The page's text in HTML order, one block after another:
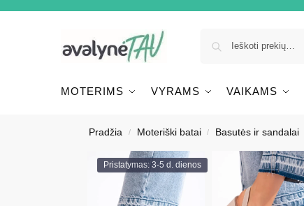
MOTERIMS VYRAMS VAIKAMS
Pradžia / Moteriški batai / Basutės ir sandalai
Pristatymas: 3-5 d. dienos